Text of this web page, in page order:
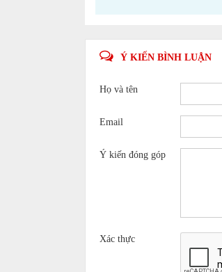
Ý KIẾN BÌNH LUẬN
Họ và tên
Email
Ý kiến đóng góp
Xác thực